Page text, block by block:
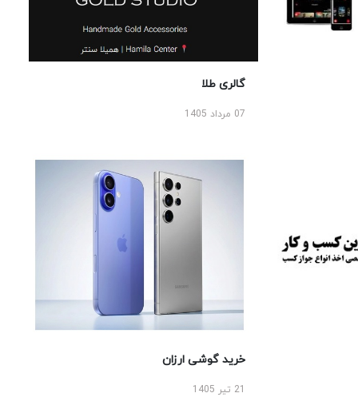
گالری طلا
07 مرداد 1405
خرید گوشی ارزان